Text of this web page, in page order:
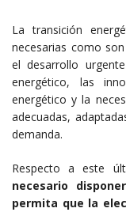
La transición
necesarias como
el desarrollo
energético, las
energético y la
adecuadas,
demanda.
Respecto a este
necesario
permita que la